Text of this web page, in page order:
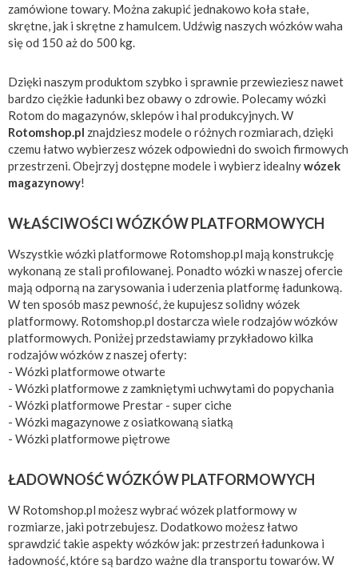
zamówione towary. Można zakupić jednakowo koła stałe,
skrętne, jak i skrętne z hamulcem. Udźwig naszych wózków waha
się od 150 aż do 500 kg.
Dzięki naszym produktom szybko i sprawnie przewieziesz nawet
bardzo ciężkie ładunki bez obawy o zdrowie. Polecamy wózki
Rotom do magazynów, sklepów i hal produkcyjnych. W
Rotomshop.pl znajdziesz modele o różnych rozmiarach, dzięki
czemu łatwo wybierzesz wózek odpowiedni do swoich firmowych
przestrzeni. Obejrzyj dostępne modele i wybierz idealnywózek
magazynowy!
WŁAŚCIWOŚCI WÓZKÓW PLATFORMOWYCH
Wszystkie wózki platformowe Rotomshop.pl mają konstrukcję
wykonaną ze stali profilowanej. Ponadto wózki w naszej ofercie
mają odporną na zarysowania i uderzenia platformę ładunkową.
W ten sposób masz pewność, że kupujesz solidny wózek
platformowy. Rotomshop.pl dostarcza wiele rodzajów wózków
platformowych. Poniżej przedstawiamy przykładowo kilka
rodzajów wózków z naszej oferty:
- Wózki platformowe otwarte
- Wózki platformowe z zamkniętymi uchwytami do popychania
- Wózki platformowe Prestar - super ciche
- Wózki magazynowe z osiatkowaną siatką
- Wózki platformowe piętrowe
ŁADOWNOŚĆ WÓZKÓW PLATFORMOWYCH
W Rotomshop.pl możesz wybrać wózek platformowy w
rozmiarze, jaki potrzebujesz. Dodatkowo możesz łatwo
sprawdzić takie aspekty wózków jak: przestrzeń ładunkowa i
ładowność, które są bardzo ważne dla transportu towarów. W